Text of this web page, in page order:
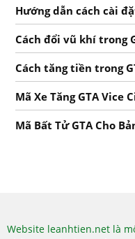
Hướng dẫn cách cài
Cách đổi vũ khí trong
Cách tăng tiền trong
Mã Xe Tăng GTA Vice
Mã Bất Tử GTA Cho
Website leanhtien.net là